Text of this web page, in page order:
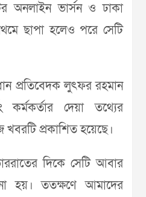
অনলাইন ভার্সন ও ঢাকা
ছাপা হলেও পরে সেটি
প্রতিবেদক লুৎফর রহমান
কর্মকর্তার দেয়া তথ্যের
খবরটি প্রকাশিত হয়েছে।
দিকে সেটি আবার
হয়। ততক্ষণে আমাদের